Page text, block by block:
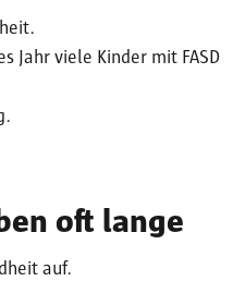
Jahr viele Kinder mit FASD
oft lange
auf.